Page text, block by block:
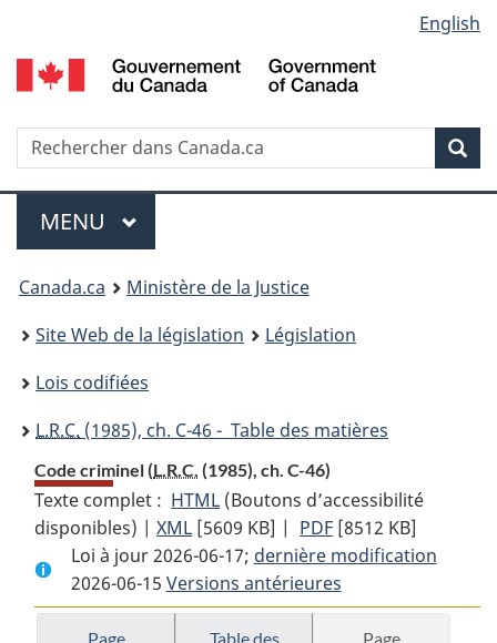
au
contenu
propos
de
la
HTML
simplifiée
selection
English
Recherche
Menu
MENU PRINCIPAL
You
are
here:
Canada.ca
Ministère de la Justice
Site Web de la législation
Législation
Lois codifiées
L.R.C. (1985), ch. C-46 - Table des matières
Code criminel (L.R.C. (1985), ch. C-46)
Texte complet : HTML Texte
complet
:
Code
criminel
(Boutons d’accessibilité
disponibles) |XML Texte
complet
:
Code
[5609 KB] | PDF Texte
complet
:
Code
[8512 KB]
Loi à jour 2026-06-17; dernière modification
2026-06-15 Versions antérieures
Page
Table des
Page